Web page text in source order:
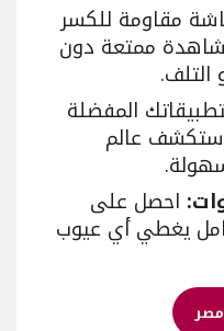
مقاومة للكسر
ممتعة دون
المفضلة
عالم
احصل على
يغطي أي عيوب